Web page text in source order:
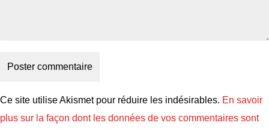
Ce site utilise Akismet pour réduire les indésirables. En savoir
plus sur la façon dont les données de vos commentaires sont